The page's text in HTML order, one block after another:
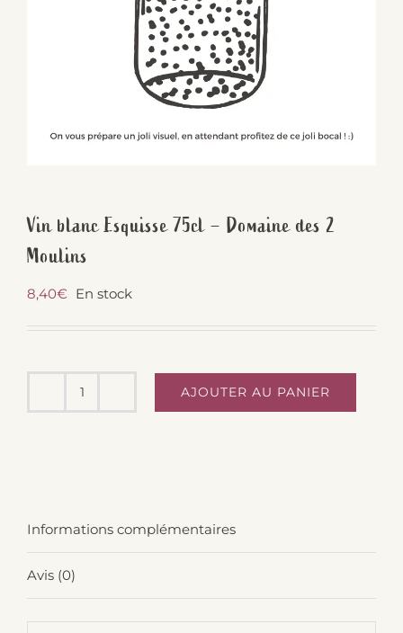
Vin blanc Esquisse 75cl – Domaine des 2
Moulins
8,40€ En stock
75cl
des
AJOUTER AU PANIER
Informations complémentaires
Avis (0)